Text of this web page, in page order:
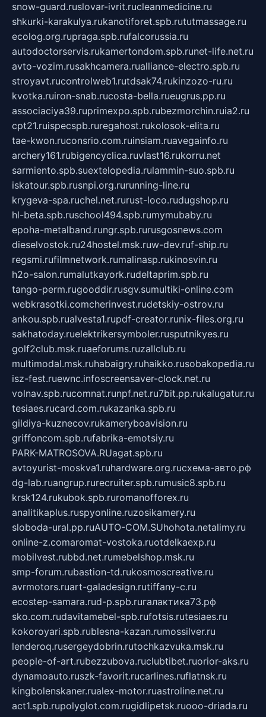
snow-guard.ruslovar-ivrit.rucleanmedicine.ru
shkurki-karakulya.rukanotiforet.spb.rututmassage.ru
ecolog.org.rupraga.spb.rufalcorussia.ru
autodoctorservis.rukamertondom.spb.runet-life.net.ru
avto-vozim.rusakhcamera.rualliance-electro.spb.ru
stroyavt.rucontrolweb1.rutdsak74.rukinzozo-ru.ru
kvotka.ruiron-snab.rucosta-bella.rueugrus.pp.ru
associaciya39.ruprimexpo.spb.rubezmorchin.ruia2.ru
cpt21.ruispecspb.ruregahost.rukolosok-elita.ru
tae-kwon.ruconsrio.com.ruinsiam.ruavegainfo.ru
archery161.rubigencyclica.ruvlast16.rukorru.net
sarmiento.spb.suextelopedia.rulammin-suo.spb.ru
iskatour.spb.rusnpi.org.rurunning-line.ru
krygeva-spa.ruchel.net.rurust-loco.rudugshop.ru
hl-beta.spb.ruschool494.spb.rumymubaby.ru
epoha-metalband.rungr.spb.rurusgosnews.com
dieselvostok.ru24hostel.msk.ruw-dev.ruf-ship.ru
regsmi.rufilmnetwork.rumalinasp.rukinosvin.ru
h2o-salon.rumalutkayork.rudeltaprim.spb.ru
tango-perm.rugooddir.rusgv.sumultiki-online.com
webkrasotki.comcherinvest.rudetskiy-ostrov.ru
ankou.spb.rualvesta1.rupdf-creator.runix-files.org.ru
sakhatoday.ruelektrikersymboler.rusputnikyes.ru
golf2club.msk.ruaeforums.ruzallclub.ru
multimodal.msk.ruhabaigry.ruhaikko.rusobakopedia.ru
isz-fest.ruewnc.infoscreensaver-clock.net.ru
volnav.spb.rucomnat.runpf.net.ru7bit.pp.rukalugatur.ru
tesiaes.rucard.com.rukazanka.spb.ru
gildiya-kuznecov.rukameryboavision.ru
griffoncom.spb.rufabrika-emotsiy.ru
PARK-MATROSOVA.RUagat.spb.ru
avtoyurist-moskva1.ruhardware.org.ruсхема-авто.рф
dg-lab.ruangrup.rurecruiter.spb.rumusic8.spb.ru
krsk124.rukubok.spb.ruromanofforex.ru
analitikaplus.ruspyonline.ruzosikamery.ru
sloboda-ural.pp.ruAUTO-COM.SUhohota.netalimy.ru
online-z.comaromat-vostoka.ruotdelkaexp.ru
mobilvest.rubbd.net.rumebelshop.msk.ru
smp-forum.rubastion-td.rukosmoscreative.ru
avrmotors.ruart-galadesign.rutiffany-c.ru
ecostep-samara.rud-p.spb.ruгалактика73.рф
sko.com.rudavitamebel-spb.rufotsis.rutesiaes.ru
kokoroyari.spb.rublesna-kazan.rumossilver.ru
lenderoq.rusergeydobrin.rutochkazvuka.msk.ru
people-of-art.rubezzubova.ruclubtibet.ruorior-aks.ru
dynamoauto.ruszk-favorit.rucarlines.ruflatnsk.ru
kingbolenskaner.rualex-motor.ruastroline.net.ru
act1.spb.rupolyglot.com.rugidlipetsk.ruooo-driada.ru